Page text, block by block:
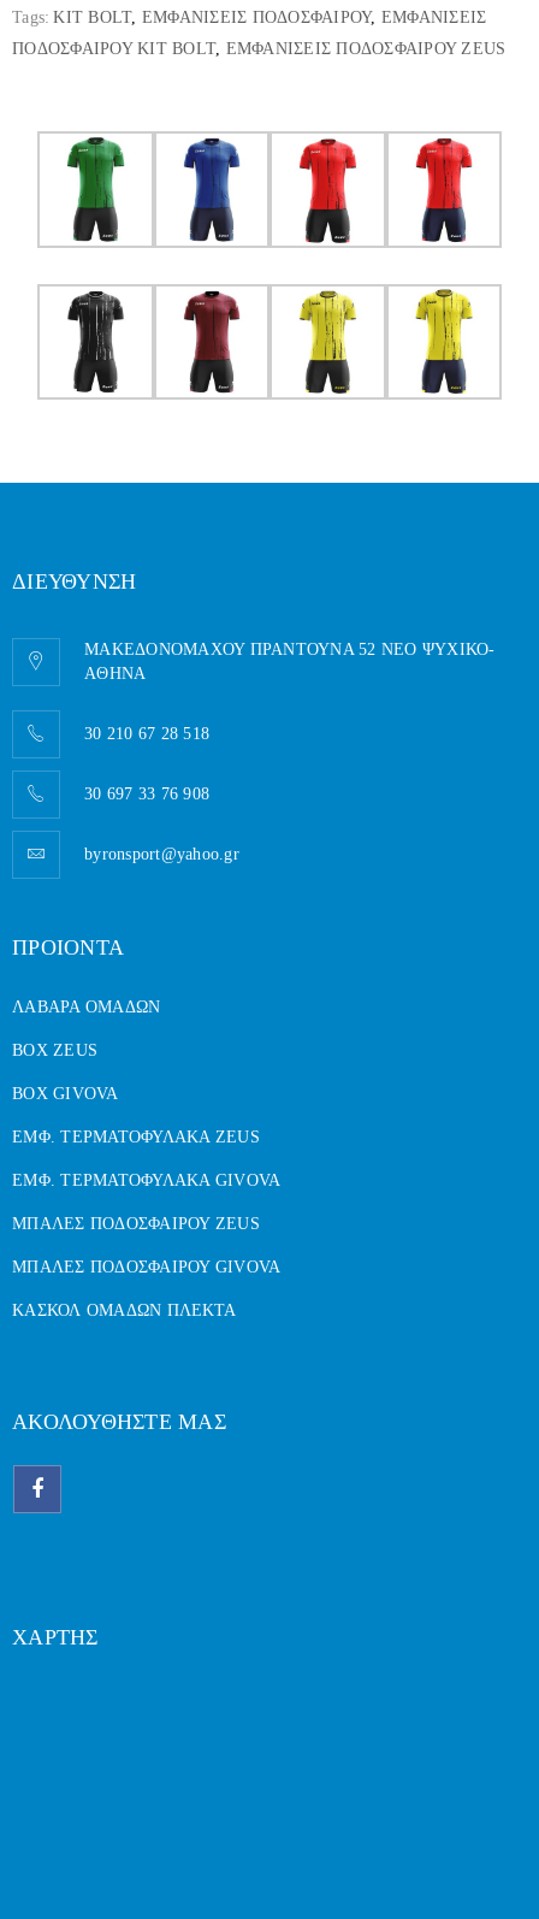
Tags: KIT BOLT, ΕΜΦΑΝΙΣΕΙΣ ΠΟΔΟΣΦΑΙΡΟΥ, ΕΜΦΑΝΙΣΕΙΣ
ΠΟΔΟΣΦΑΙΡΟΥ KIT BOLT, ΕΜΦΑΝΙΣΕΙΣ ΠΟΔΟΣΦΑΙΡΟΥ ZEUS
ΔΙΕΥΘΥΝΣΗ
ΜΑΚΕΔΟΝΟΜΑΧΟΥ ΠΡΑΝΤΟΥΝΑ 52 ΝΕΟ ΨΥΧΙΚΟ-
AΘΗΝΑ
30 210 67 28 518
30 697 33 76 908
byronsport@yahoo.gr
ΠΡΟΙΟΝΤΑ
ΛΑΒΑΡΑ ΟΜΑΔΩΝ
BOX ZEUS
BOX GIVOVA
ΕΜΦ. ΤΕΡΜΑΤΟΦΥΛΑΚΑ ZEUS
ΕΜΦ. ΤΕΡΜΑΤΟΦΥΛΑΚΑ GIVOVA
ΜΠΑΛΕΣ ΠΟΔΟΣΦΑΙΡΟΥ ZEUS
ΜΠΑΛΕΣ ΠΟΔΟΣΦΑΙΡΟΥ GIVOVA
ΚΑΣΚΟΛ ΟΜΑΔΩΝ ΠΛΕΚΤΑ
ΑΚΟΛΟΥΘΗΣΤΕ ΜΑΣ
ΧΑΡΤΗΣ